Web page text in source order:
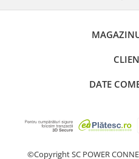
DATE
©Copyright SC POWER